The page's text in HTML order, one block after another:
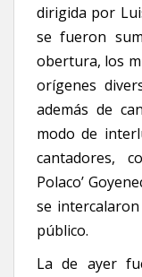
dirigida por
se fueron
obertura, los
orígenes
además de
modo de
cantadores,
Polaco’
se
público.
La de ayer